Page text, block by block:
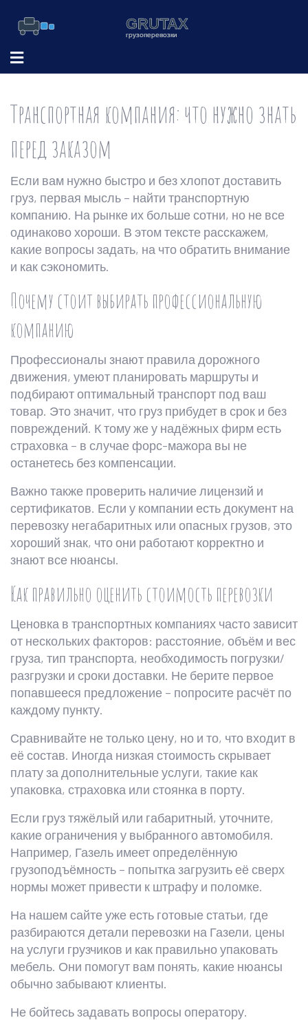
Транспортная компания: что нужно знать
перед заказом
Если вам нужно быстро и без хлопот доставить
груз, первая мысль – найти транспортную
компанию. На рынке их больше сотни, но не все
одинаково хороши. В этом тексте расскажем,
какие вопросы задать, на что обратить внимание
и как сэкономить.
Почему стоит выбирать профессиональную
компанию
Профессионалы знают правила дорожного
движения, умеют планировать маршруты и
подбирают оптимальный транспорт под ваш
товар. Это значит, что груз прибудет в срок и без
повреждений. К тому же у надёжных фирм есть
страховка – в случае форс-мажора вы не
останетесь без компенсации.
Важно также проверить наличие лицензий и
сертификатов. Если у компании есть документ на
перевозку негабаритных или опасных грузов, это
хороший знак, что они работают корректно и
знают все нюансы.
Как правильно оценить стоимость перевозки
Ценовка в транспортных компаниях часто зависит
от нескольких факторов: расстояние, объём и вес
груза, тип транспорта, необходимость погрузки/
разгрузки и сроки доставки. Не берите первое
попавшееся предложение – попросите расчёт по
каждому пункту.
Сравнивайте не только цену, но и то, что входит в
её состав. Иногда низкая стоимость скрывает
плату за дополнительные услуги, такие как
упаковка, страховка или стоянка в порту.
Если груз тяжёлый или габаритный, уточните,
какие ограничения у выбранного автомобиля.
Например, Газель имеет определённую
грузоподъёмность – попытка загрузить её сверх
нормы может привести к штрафу и поломке.
На нашем сайте уже есть готовые статьи, где
разбираются детали перевозки на Газели, цены
на услуги грузчиков и как правильно упаковать
мебель. Они помогут вам понять, какие нюансы
обычно забывают клиенты.
Не бойтесь задавать вопросы оператору.